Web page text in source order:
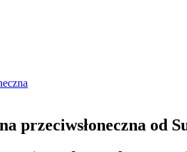
przeciwsłoneczna od